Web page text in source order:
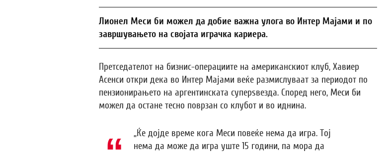
Лионел Меси би можел да добие важна улога во Интер Мајами и по
завршувањето на својата играчка кариера.
Претседателот на бизнис-операциите на американскиот клуб, Хавиер
Асенси откри дека во Интер Мајами веќе размислуваат за периодот по
пензионирањето на аргентинската суперѕвезда. Според него, Меси би
можел да остане тесно поврзан со клубот и во иднина.
„Ќе дојде време кога Меси повеќе нема да игра. Тој
нема да може да игра уште 15 години, па мора да